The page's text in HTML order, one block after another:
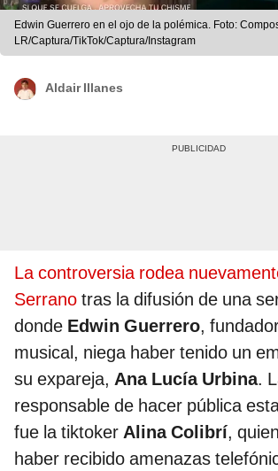
Edwin Guerrero en el ojo de la polémica. Foto:
LR/Captura/TikTok/Captura/Instagram
Aldair Illanes
La controversia rodea
Serrano tras la difusión de una
donde Edwin Guerrero,
musical, niega haber tenido un
su expareja, Ana Lucía Urbina.
responsable de hacer pública
fue la tiktoker Alina Colibrí,
haber recibido amenazas